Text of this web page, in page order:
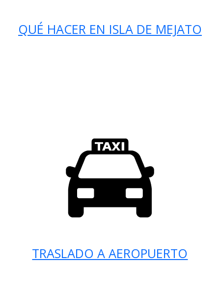
QUÉ HACER EN ISLA DE MEJATO
TRASLADO A AEROPUERTO